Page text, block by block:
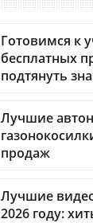
Готовимся к
бесплатных
подтянуть
Лучшие
продаж
Лучшие
2026 году: